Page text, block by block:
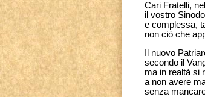
Cari Fratelli,
il vostro
e complessa,
non ciò che
Il nuovo
secondo il
ma in realtà si
a non avere
senza